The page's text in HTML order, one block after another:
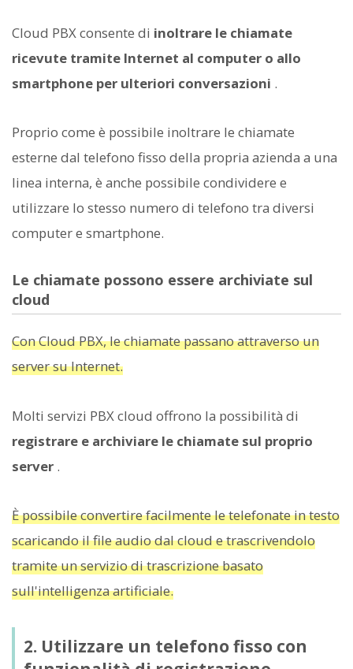
Cloud PBX consente di inoltrare le chiamate
ricevute tramite Internet al computer o allo
smartphone per ulteriori conversazioni .
Proprio come è possibile inoltrare le chiamate
esterne dal telefono fisso della propria azienda a una
linea interna, è anche possibile condividere e
utilizzare lo stesso numero di telefono tra diversi
computer e smartphone.
Le chiamate possono essere archiviate sul
cloud
Con Cloud PBX, le chiamate passano attraverso un
server su Internet.
Molti servizi PBX cloud offrono la possibilità di
registrare e archiviare le chiamate sul proprio
server .
È possibile convertire facilmente le telefonate in testo
scaricando il file audio dal cloud e trascrivendolo
tramite un servizio di trascrizione basato
sull'intelligenza artificiale.
2. Utilizzare un telefono fisso con